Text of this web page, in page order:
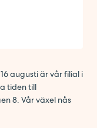
augusti är vår filial i
tiden till
8. Vår växel nås